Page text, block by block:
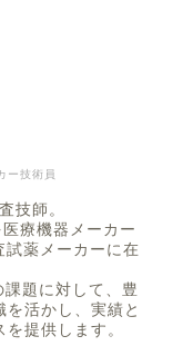
を集約
検査技師の「直
ー技術員
技師。
療機器メーカー
薬メーカーに在
題に対して、豊
活かし、実績と
提供します。